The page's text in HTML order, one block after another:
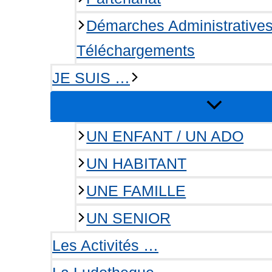
Démarches
Téléchargements
JE SUIS …
UN ENFANT / UN ADO
UN HABITANT
UNE FAMILLE
UN SENIOR
Les Activités …